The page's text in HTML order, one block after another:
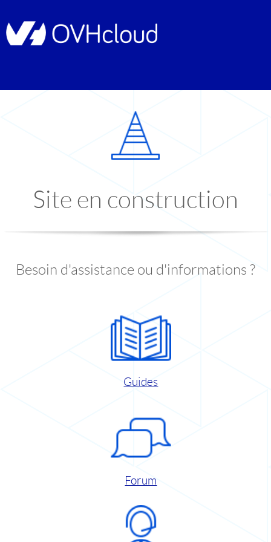
Site en construction
Besoin d'assistance ou d'informations ?
Guides
Forum